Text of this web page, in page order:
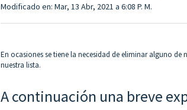
Modificado en: Mar, 13 Abr, 2021 a 6:08 P. M.
En ocasiones se tiene la necesidad de eliminar alguno de
nuestra lista.
A continuación una breve